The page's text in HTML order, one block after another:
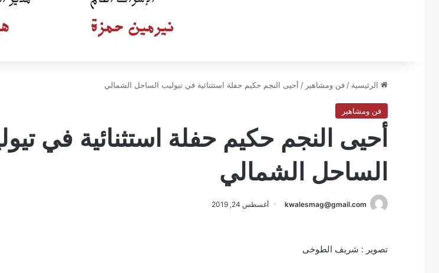
الرئيسية / فن ومشاهير / أحيى النجم حكيم حفلة استثنائية في تيوليب الساحل الشمالي
فن ومشاهير
أحيى النجم حكيم حفلة استثنائية في
الساحل الشمالي
kwalesmag@gmail.com أغسطس 24, 2019
تصوير : شريف الطوخى